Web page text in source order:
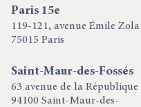
Paris 15e
119-121, avenue Émile Zola
75015 Paris
Saint-Maur-des-Fossés
63 avenue de la République
94100 Saint-Maur-des-